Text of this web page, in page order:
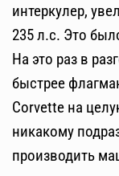
интеркулер,
235 л.с. Это
На это раз в
быстрее
Corvette на
никакому
производить